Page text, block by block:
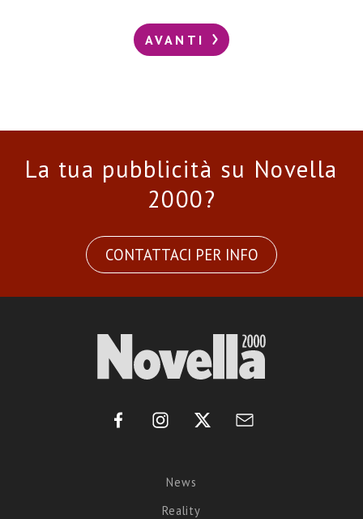
AVANTI
La tua pubblicità su Novella
2000?
CONTATTACI PER INFO
News
Reality